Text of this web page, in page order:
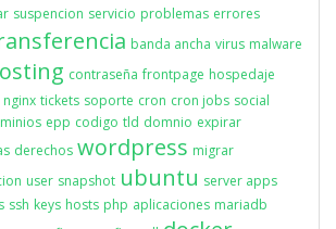
suspencion servicio problemas errores
banda ancha virus malware
contraseña frontpage hospedaje
nginx tickets soporte cron cron jobs social
epp codigo tld domnio expirar
derechos wordpress migrar
user snapshot ubuntu server apps
ssh keys hosts php aplicaciones mariadb